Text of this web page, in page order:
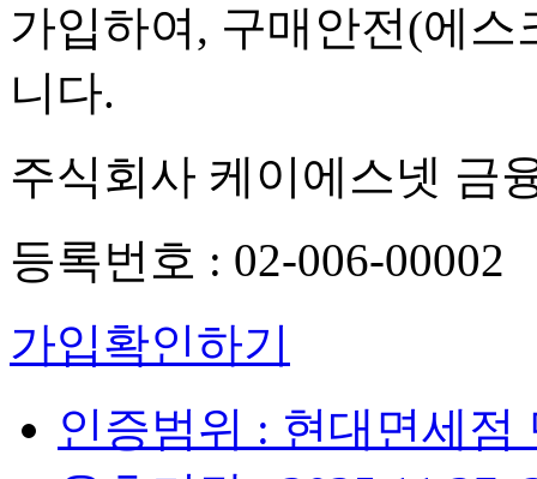
가입하여, 구매안전(에
니다.
주식회사 케이에스넷 금
등록번호 : 02-006-00002
가입확인하기
인증범위 : 현대면세점